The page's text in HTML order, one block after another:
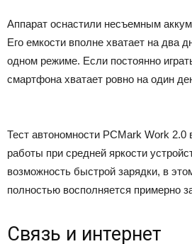
Аппарат оснастили несъемным
Его емкости вполне хватает на два
одном режиме. Если постоянно
смартфона хватает ровно на один
Тест автономности PCMark Work 2.0
работы при средней яркости
возможность быстрой зарядки, в
полностью восполняется примерно
Связь и интернет